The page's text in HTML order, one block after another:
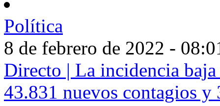
Política
8 de febrero de 2022 -
Directo | La incidencia
43.831 nuevos contagios y